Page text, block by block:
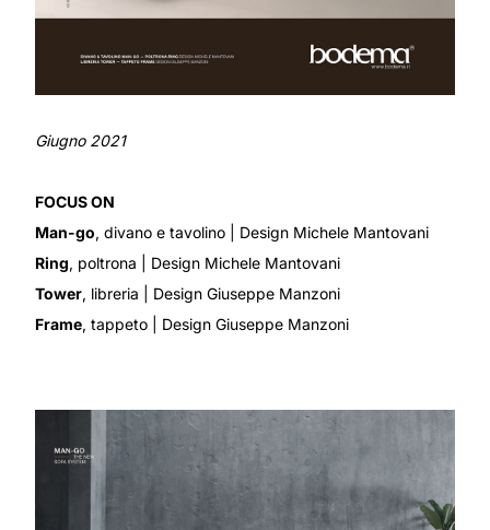
Giugno 2021
FOCUS ON
Man-go, divano e tavolino | Design Michele Mantovani
Ring, poltrona | Design Michele Mantovani
Tower, libreria | Design Giuseppe Manzoni
Frame, tappeto | Design Giuseppe Manzoni